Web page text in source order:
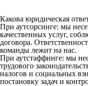
Какова юридическая
При аутсорсинге: мы
качественных услуг,
договора.
команды лежит на нас.
При аутстаффинге: мы
трудового
налогов и социальных
постановку задач и